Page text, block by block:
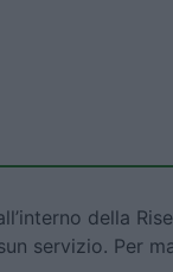
della
servizio. Per